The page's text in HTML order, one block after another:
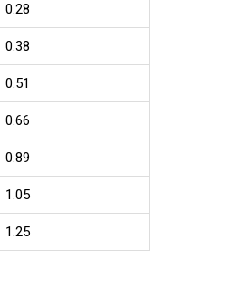
0.28
0.38
0.51
0.66
0.89
1.05
1.25